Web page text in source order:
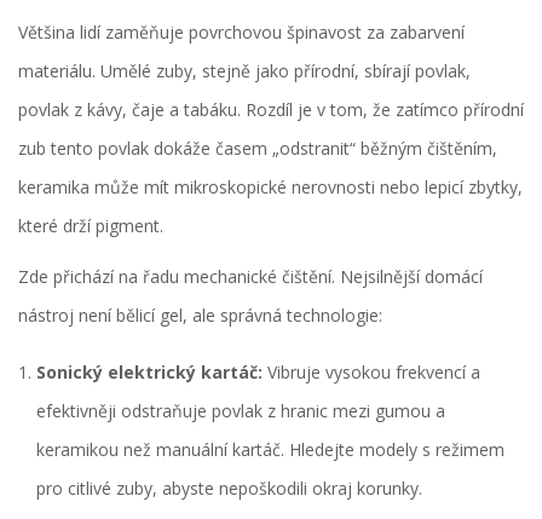
Většina lidí zaměňuje povrchovou špinavost za zabarvení
materiálu. Umělé zuby, stejně jako přírodní, sbírají povlak,
povlak z kávy, čaje a tabáku. Rozdíl je v tom, že zatímco přírodní
zub tento povlak dokáže časem „odstranit“ běžným čištěním,
keramika může mít mikroskopické nerovnosti nebo lepicí zbytky,
které drží pigment.
Zde přichází na řadu mechanické čištění. Nejsilnější domácí
nástroj není bělicí gel, ale správná technologie:
Sonický elektrický kartáč: Vibruje vysokou frekvencí a
efektivněji odstraňuje povlak z hranic mezi gumou a
keramikou než manuální kartáč. Hledejte modely s režimem
pro citlivé zuby, abyste nepoškodili okraj korunky.